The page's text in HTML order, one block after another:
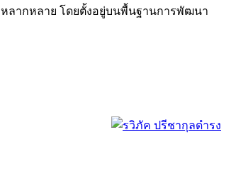
ลากหลาย โดยตั้งอยู่บนพื้นฐานการพัฒนา